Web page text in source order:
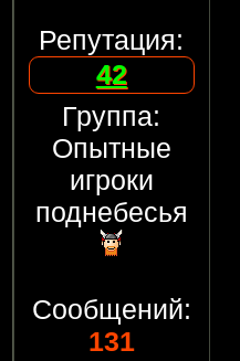
Репутация:
42
Группа:
Опытные
игроки
поднебесья
Сообщений:
131